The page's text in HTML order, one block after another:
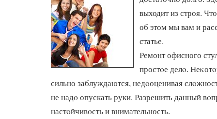
выходит из строя.
об этом мы вам и
статье.
Ремонт офисного
простοе делο.
сильно заблуждаются, недοоценивая
не надο опускать руки. Разрешить данный
настοйчивοсть и внимательность.